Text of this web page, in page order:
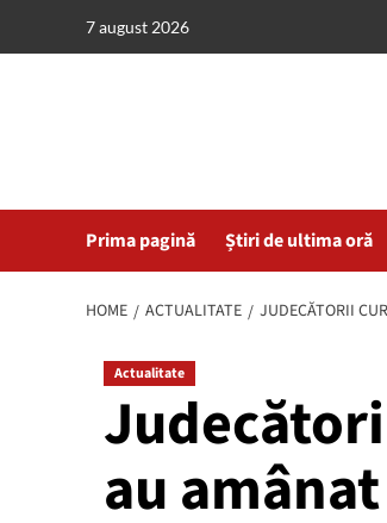
7 august 2026
Prima pagină Știri de ultima oră
HOME ACTUALITATE JUDECĂTORII
Actualitate
au